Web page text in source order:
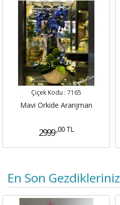
Çiçek Kodu : 7165
Mavi Orkide Aranjman
2999 ,00 TL
En Son Gezdikleriniz